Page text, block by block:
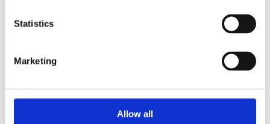
Statistics
Marketing
Allow all
Försäkringar